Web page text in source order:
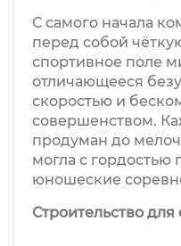
Строительство
С самого начала
перед собой
спортивное поле
отличающееся
скоростью и
совершенством.
продуман до
могла с гордостью
юношеские